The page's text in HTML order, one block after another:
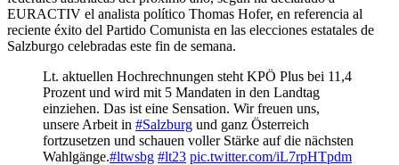
EURACTIV el analista político Thomas Hofer, en referencia al
reciente éxito del Partido Comunista en las elecciones estatales de
Salzburgo celebradas este fin de semana.
Lt. aktuellen Hochrechnungen steht KPÖ Plus bei 11,4
Prozent und wird mit 5 Mandaten in den Landtag
einziehen. Das ist eine Sensation. Wir freuen uns,
unsere Arbeit in #Salzburg und ganz Österreich
fortzusetzen und schauen voller Stärke auf die nächsten
Wahlgänge.#ltwsbg #lt23 pic.twitter.com/iL7rpHTpdm